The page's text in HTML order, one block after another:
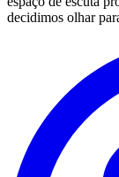
decidimos olhar